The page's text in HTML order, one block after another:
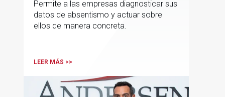
forma estructurada y
sostenible
Permite a las empresas diagnosticar sus
datos de absentismo y actuar sobre
ellos de manera concreta.
LEER MÁS >>